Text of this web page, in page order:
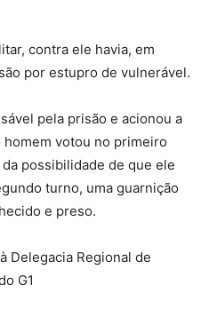
contra ele havia, em
por estupro de vulnerável.
pela prisão e acionou a
homem votou no primeiro
possibilidade de que ele
turno, uma guarnição
e preso.
Delegacia Regional de
G1